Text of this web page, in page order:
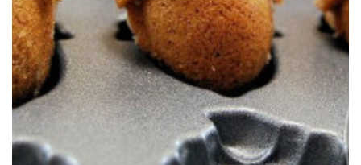
BELLOTAS DE JARABE DE ARCE